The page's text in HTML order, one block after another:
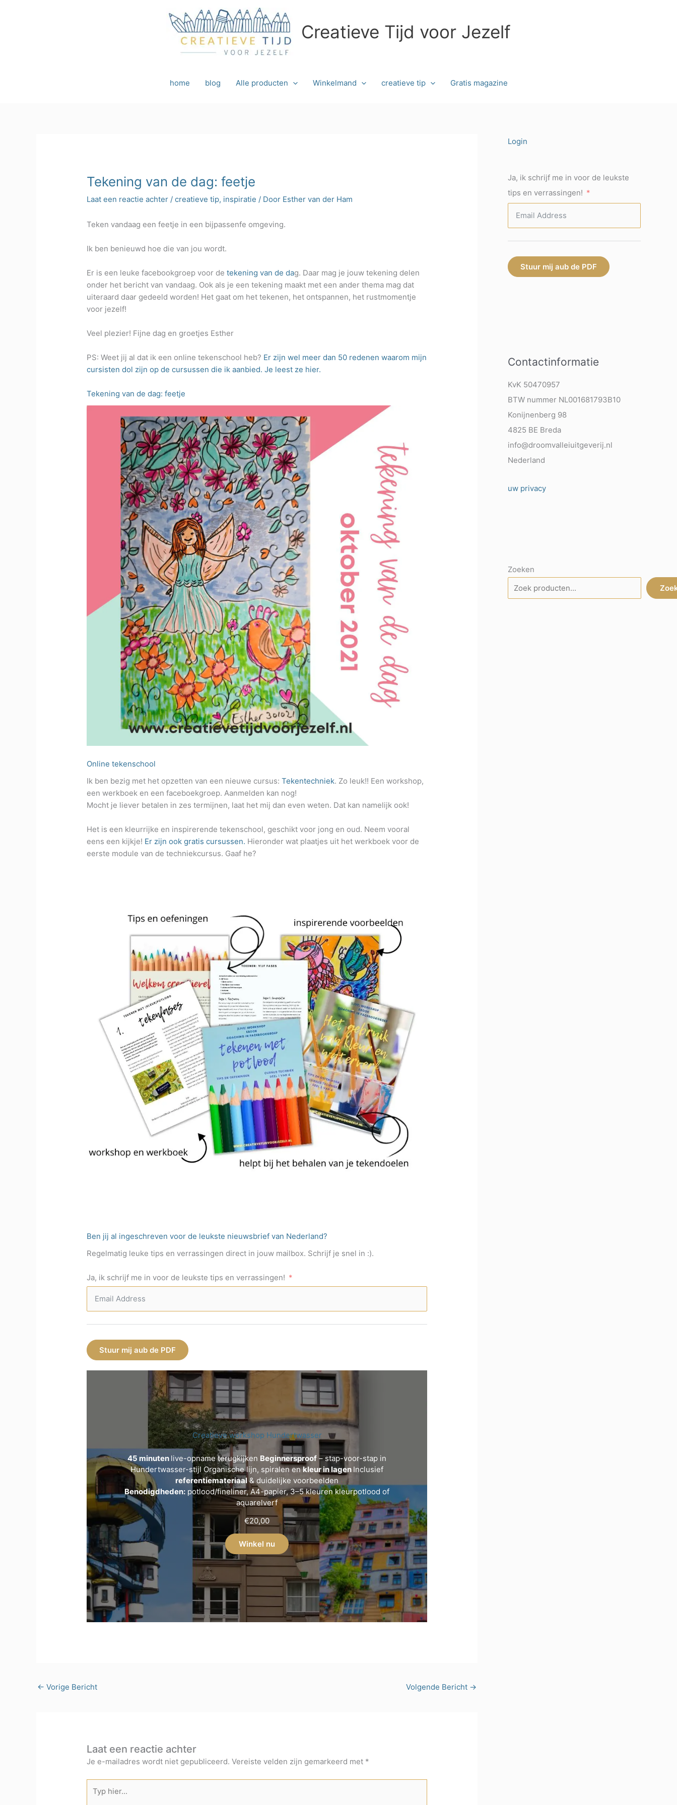
Creatieve Tijd voor Jezelf
home blog Alle producten Winkelmand creatieve tip Gratis magazine
Tekening van de dag: feetje
Laat een reactie achter /creatieve tip, inspiratie / Door Esther van der Ham
Teken vandaag een feetje in een bijpassenfe omgeving.
Ik ben benieuwd hoe die van jou wordt.
Er is een leuke facebookgroep voor detekening van de dag. Daar mag je jouw tekening delen
onder het bericht van vandaag. Ook als je een tekening maakt met een ander thema mag dat
uiteraard daar gedeeld worden! Het gaat om het tekenen, het ontspannen, het rustmomentje
voor jezelf!
Veel plezier! Fijne dag en groetjes Esther
PS: Weet jij al dat ik een online tekenschool heb? Er zijn wel meer dan 50 redenen waarom mijn
cursisten dol zijn op de cursussen die ik aanbied. Je leest ze hier.
Tekening van de dag: feetje
Online tekenschool
Ik ben bezig met het opzetten van een nieuwe cursus:Tekentechniek. Zo leuk!! Een workshop,
een werkboek en een faceboekgroep. Aanmelden kan nog!
Mocht je liever betalen in zes termijnen, laat het mij dan even weten. Dat kan namelijk ook!
Het is een kleurrijke en inspirerende tekenschool, geschikt voor jong en oud. Neem vooral
eens een kijkje! Er zijn ook gratis cursussen. Hieronder wat plaatjes uit het werkboek voor de
eerste module van de techniekcursus. Gaaf he?
Ben jij al ingeschreven voor de leukste nieuwsbrief van Nederland?
Regelmatig leuke tips en verrassingen direct in jouw mailbox. Schrijf je snel in :).
Ja, ik schrijf me in voor de leukste tips en verrassingen!
Stuur mij aub de PDF
Creatieve workshop Hundertwasser
45 minuten live-opname terugkijken Beginnersproof – stap-voor-stap in
Hundertwasser-stijl Organische lijn, spiralen enkleur in lagen Inclusief
referentiemateriaal& duidelijke voorbeelden
Benodigdheden: potlood/fineliner, A4-papier, 3–5 kleuren kleurpotlood of
aquarelverf
€20,00
Winkel nu
← Vorige Bericht Volgende Bericht →
Laat een reactie achter
Je e-mailadres wordt niet gepubliceerd. Vereiste velden zijn gemarkeerd met *
hier...
Login
Ja, ik schrijf me in voor de leukste
tips en verrassingen!
Stuur mij aub de PDF
Contactinformatie
KvK 50470957
BTW nummer NL001681793B10
Konijnenberg 98
4825 BE Breda
info@droomvalleiuitgeverij.nl
Nederland
uw privacy
Zoeken